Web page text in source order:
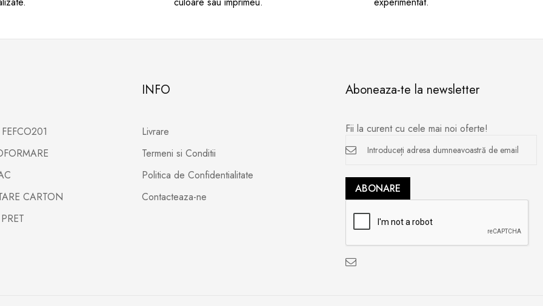
CARTON
INFO
Livrare
Termeni si Conditii
Politica de Confidentialitate
Contacteaza-ne
Aboneaza-te la newsletter
Fii la curent cu cele mai noi oferte!
vă
ABONARE